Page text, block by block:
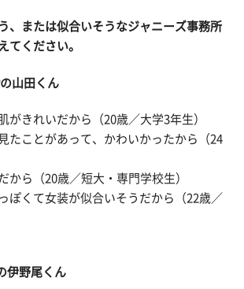
、または似合いそうなジャニーズ事務所
てください。
山田くん
がきれいだから（20歳／大学3年生）
たことがあって、かわいかったから（24
から（20歳／短大・専門学校生）
ぽくて女装が似合いそうだから（22歳／
伊野尾くん